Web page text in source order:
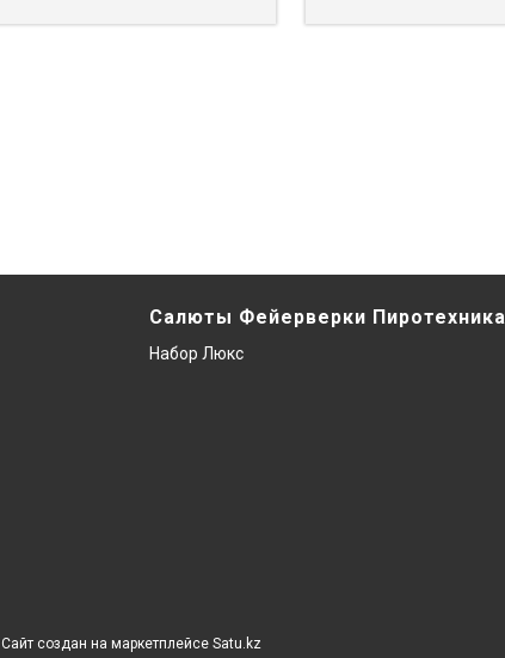
Салюты Фейерверки Пиротехника
Набор Люкс
Сайт создан на маркетплейсе Satu.kz